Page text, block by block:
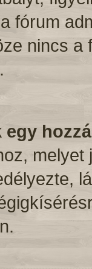
fórum
nincs a
egy